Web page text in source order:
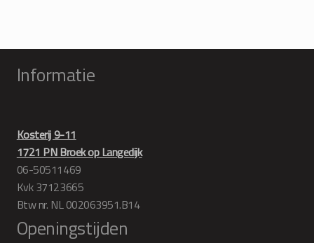
Informatie
Kosterij 9-11
1721 PN Broek op Langedijk
06-50511469
Kvk 37123665
Btw nr. NL 002063951.B14
Openingstijden